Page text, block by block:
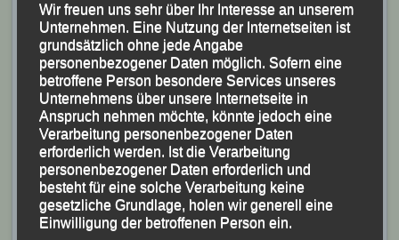
(TSV Simbach), 2. Ida Maria Kirchberger (LG Passau),
3. Diana Spetter (SVG Ruhstorf);
Frauen (4200 m):1. Sabine Wallner
(WSV Rabenstein), 2. Laura Eisenreich (LAC Passau),
3. Martha Weber (LG Passau).
Schüler M 07 (350 m):1. Lukas Aigner, 2. Louis
Scholz (beide DJK-Eintracht Passau-Skiabteilung), 3.
Franz Hasenöhrl (LAC Passau);
Schüler M 08 (350 m):1. Fabian Lemmerich (LG
Wir freuen uns sehr über Ihr Interesse an unserem
Unternehmen. Eine Nutzung der Internetseiten ist
grundsätzlich ohne jede Angabe
personenbezogener Daten möglich. Sofern eine
betroffene Person besondere Services unseres
Unternehmens über unsere Internetseite in
Anspruch nehmen möchte, könnte jedoch eine
Verarbeitung personenbezogener Daten
erforderlich werden. Ist die Verarbeitung
personenbezogener Daten erforderlich und
besteht für eine solche Verarbeitung keine
gesetzliche Grundlage, holen wir generell eine
Einwilligung der betroffenen Person ein.